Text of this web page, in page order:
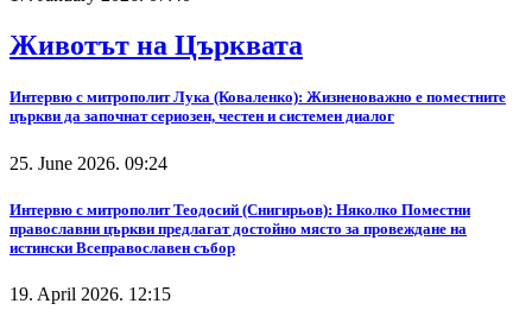
Животът на Църквата
Интервю с митрополит Лука (Коваленко): Жизненоважно е поместните
църкви да започнат сериозен, честен и системен диалог
25. June 2026. 09:24
Интервю с митрополит Теодосий (Снигирьов): Няколко Поместни
православни църкви предлагат достойно място за провеждане на
истински Всеправославен събор
19. April 2026. 12:15